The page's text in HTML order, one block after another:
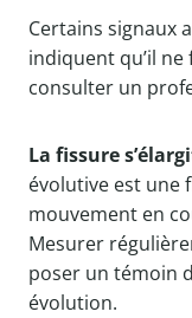
Certains signaux
indiquent qu’il
consulter un
La fissure
évolutive est une
mouvement en
Mesurer
poser un témoin
évolution.